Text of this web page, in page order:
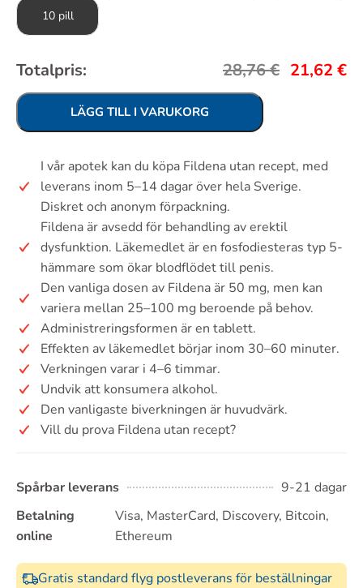
10 pill
Totalpris: 28,76€ 21,62 €
LÄGG TILL I VARUKORG
I vår apotek kan du köpa Fildena utan recept, med
leverans inom 5–14 dagar över hela Sverige.
Diskret och anonym förpackning.
Fildena är avsedd för behandling av erektil
dysfunktion. Läkemedlet är en fosfodiesteras typ 5-
hämmare som ökar blodflödet till penis.
Den vanliga dosen av Fildena är 50 mg, men kan
variera mellan 25–100 mg beroende på behov.
Administreringsformen är en tablett.
Effekten av läkemedlet börjar inom 30–60 minuter.
Verkningen varar i 4–6 timmar.
Undvik att konsumera alkohol.
Den vanligaste biverkningen är huvudvärk.
Vill du prova Fildena utan recept?
Spårbar leverans
9-21 dagar
Betalning
online
Visa, MasterCard, Discovery, Bitcoin,
Ethereum
Gratis standard flyg postleverans för beställningar